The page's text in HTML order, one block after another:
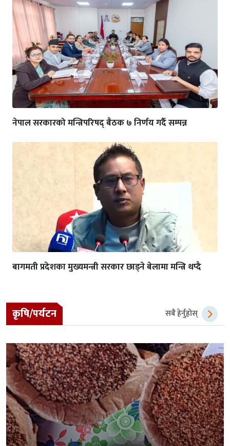
नेपाल सरकारको मन्त्रिपरिषद् बैठक ७ निर्णय गर्दै सम्पन्न
बागमती प्रदेशका मुख्यमन्त्री सरकार छाड्ने बेलामा मन्त्रि थप्दै
कृषि/पर्यटन सबै हेर्नुहोस्